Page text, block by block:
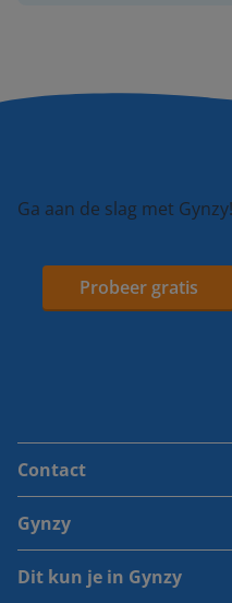
Ga aan de slag met Gynzy!
Probeer gratis
Contact
Gynzy
Dit kun je in Gynzy